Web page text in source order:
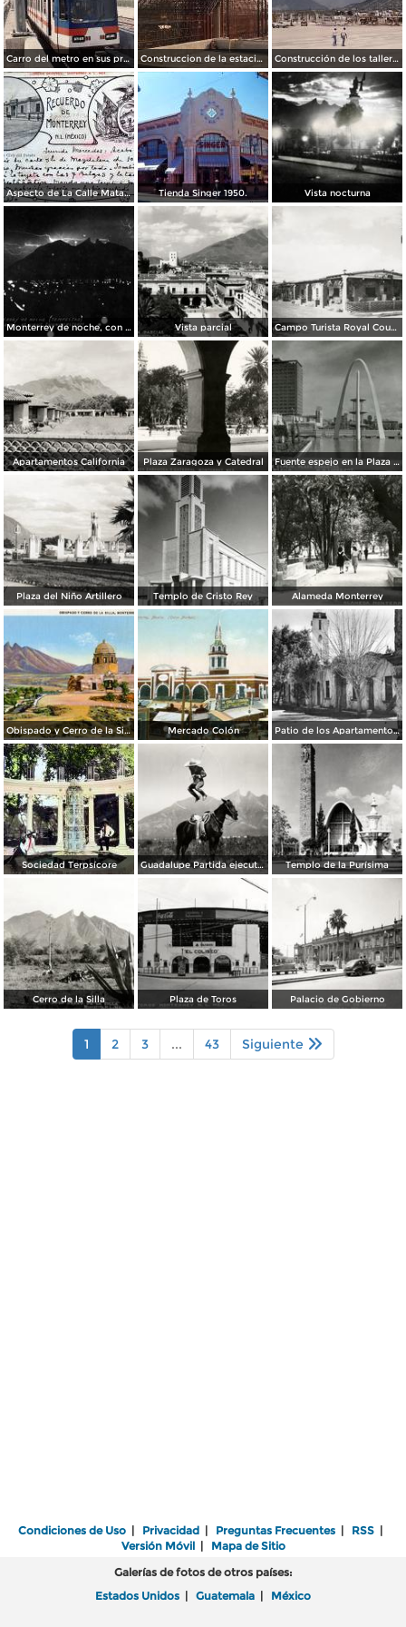
Carro del metro en sus primeras pruebas durante 1990 Construccion de la estacion cuauhtemoc Construcción de los talleres del metro
Aspecto de La Calle Matamoros ( Circulada el 8 de Abril de 1912 ). Tienda Singer 1950. Vista nocturna
Monterrey de noche, con tempestad Vista parcial Campo Turista Royal Courts
Apartamentos California Plaza Zaragoza y Catedral Fuente espejo en la Plaza Zaragoza
Plaza del Niño Artillero Templo de Cristo Rey Alameda Monterrey
Obispado y Cerro de la Silla Mercado Colón Patio de los Apartamentos Regina
Sociedad Terpsícore Guadalupe Partida ejecutando una charrería con lazo Templo de la Purísima
Cerro de la Silla Plaza de Toros Palacio de Gobierno
1 2 3 ... 43 Siguiente
Condiciones de Uso | Privacidad | Preguntas Frecuentes | RSS |
Versión Móvil| Mapa de Sitio
Galerías de fotos de otros países:
Estados Unidos | Guatemala | México